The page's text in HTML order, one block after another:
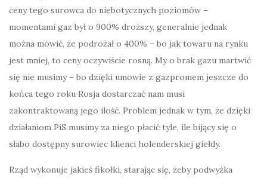
ceny tego surowca do niebotycznych poziomów –
momentami gaz był o 900% droższy, generalnie jednak
można mówić, że podrożał o 400% – bo jak towaru na rynku
jest mniej, to ceny oczywiście rosną. My o brak gazu martwić
się nie musimy – bo dzięki umowie z gazpromem jeszcze do
końca tego roku Rosja dostarczać nam musi
zakontraktowaną jego ilość. Problem jednak w tym, że dzięki
działaniom PiS musimy za niego płacić tyle, ile bijący się o
słabo dostępny surowiec klienci holenderskiej giełdy.
Rząd wykonuje jakieś fikołki, starając się, żeby podwyżka